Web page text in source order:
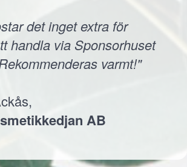
det inget extra för
handla via Sponsorhuset
varmt!"
AB